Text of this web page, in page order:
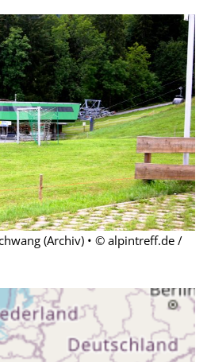
(Archiv) • © alpintreff.de /